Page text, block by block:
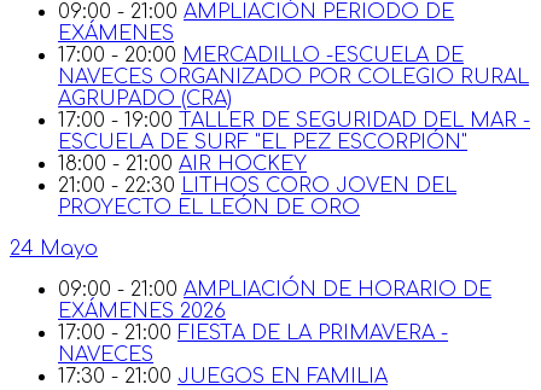
09:00 - 21:00 AMPLIACIÓN PERIODO DE
EXÁMENES
17:00 - 20:00 MERCADILLO -ESCUELA DE
NAVECES ORGANIZADO POR COLEGIO RURAL
AGRUPADO (CRA)
17:00 - 19:00
TALLER DE SEGURIDAD DEL MAR -
ESCUELA DE SURF "EL PEZ ESCORPIÓN"
18:00 - 21:00 AIR HOCKEY
21:00 - 22:30 LITHOS CORO JOVEN DEL
PROYECTO EL LEÓN DE ORO
24 Mayo
09:00 - 21:00 AMPLIACIÓN DE HORARIO DE
EXÁMENES 2026
17:00 - 21:00 FIESTA DE LA PRIMAVERA -
NAVECES
17:30 - 21:00 JUEGOS EN FAMILIA